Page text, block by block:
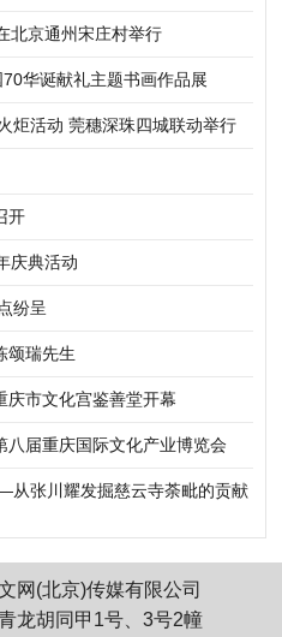
北京通州宋庄村举行
华诞献礼主题书画作品展
炬活动 莞穗深珠四城联动举行
开
庆典活动
纷呈
颂瑞先生
庆市文化宫鉴善堂开幕
八届重庆国际文化产业博览会
张川耀发掘慈云寺荼毗的贡献
网(北京)传媒有限公司
龙胡同甲1号、3号2幢